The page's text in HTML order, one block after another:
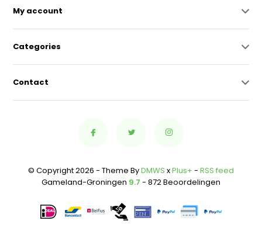
My account
Categories
Contact
© Copyright 2026 - Theme ByDMWS xPlus+ - RSS feed
Gameland-Groningen 9.7 - 872 Beoordelingen